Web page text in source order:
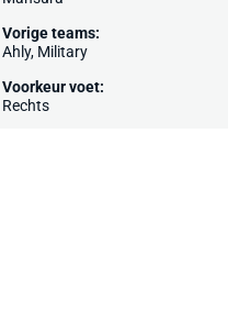
Vorige teams:
Ahly, Military
Voorkeur voet:
Rechts